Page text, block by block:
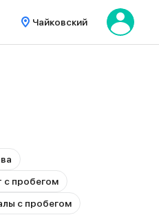
Чайковский
с пробегом
с пробегом